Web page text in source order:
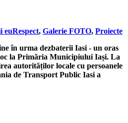
euRespect, Galerie FOTO, Proiecte
în urma dezbaterii Iasi - un oras
la Primăria Municipiului Iași. La
autorităților locale cu persoanele
de Transport Public Iasi a